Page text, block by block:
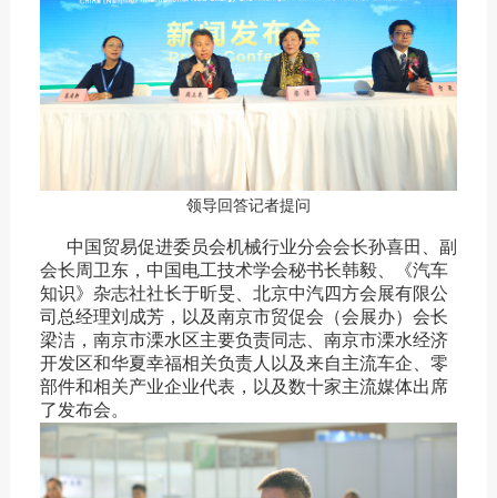
领导回答记者提问
中国贸易促进委员会机械行业分会会长孙喜田、副
会长周卫东，中国电工技术学会秘书长韩毅、《汽车
知识》杂志社社长于昕旻、北京中汽四方会展有限公
司总经理刘成芳，以及南京市贸促会（会展办）会长
梁洁，南京市溧水区主要负责同志、南京市溧水经济
开发区和华夏幸福相关负责人以及来自主流车企、零
部件和相关产业企业代表，以及数十家主流媒体出席
了发布会。